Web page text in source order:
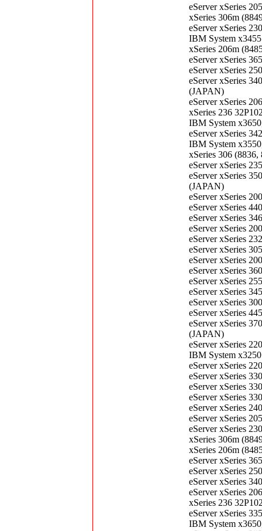
eServer xSeries
xSeries 306m
eServer xSeries
IBM System
xSeries 206m
eServer xSeries
eServer xSeries
eServer xSeries
(JAPAN)
eServer xSeries
xSeries 236
IBM System
eServer xSeries
IBM System
xSeries 306
eServer xSeries
eServer xSeries
(JAPAN)
eServer xSeries
eServer xSeries
eServer xSeries
eServer xSeries
eServer xSeries
eServer xSeries
eServer xSeries
eServer xSeries
eServer xSeries
eServer xSeries
eServer xSeries
eServer xSeries
eServer xSeries
(JAPAN)
eServer xSeries
IBM System
eServer xSeries
eServer xSeries
eServer xSeries
eServer xSeries
eServer xSeries
eServer xSeries
eServer xSeries
xSeries 306m
xSeries 206m
eServer xSeries
eServer xSeries
eServer xSeries
eServer xSeries
xSeries 236
eServer xSeries
IBM System